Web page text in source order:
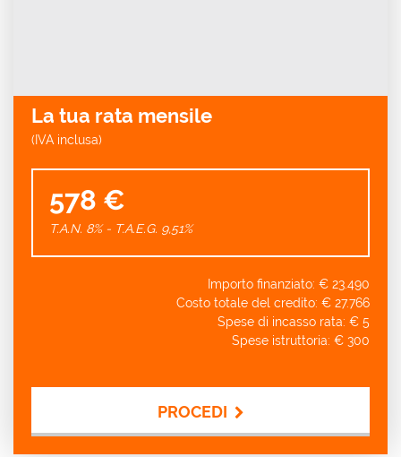
La tua rata mensile
(IVA inclusa)
578 €
T.A.N. 8% - T.A.E.G. 9,51%
Importo finanziato: € 23.490
Costo totale del credito: € 27.766
Spese di incasso rata: € 5
Spese istruttoria: € 300
PROCEDI